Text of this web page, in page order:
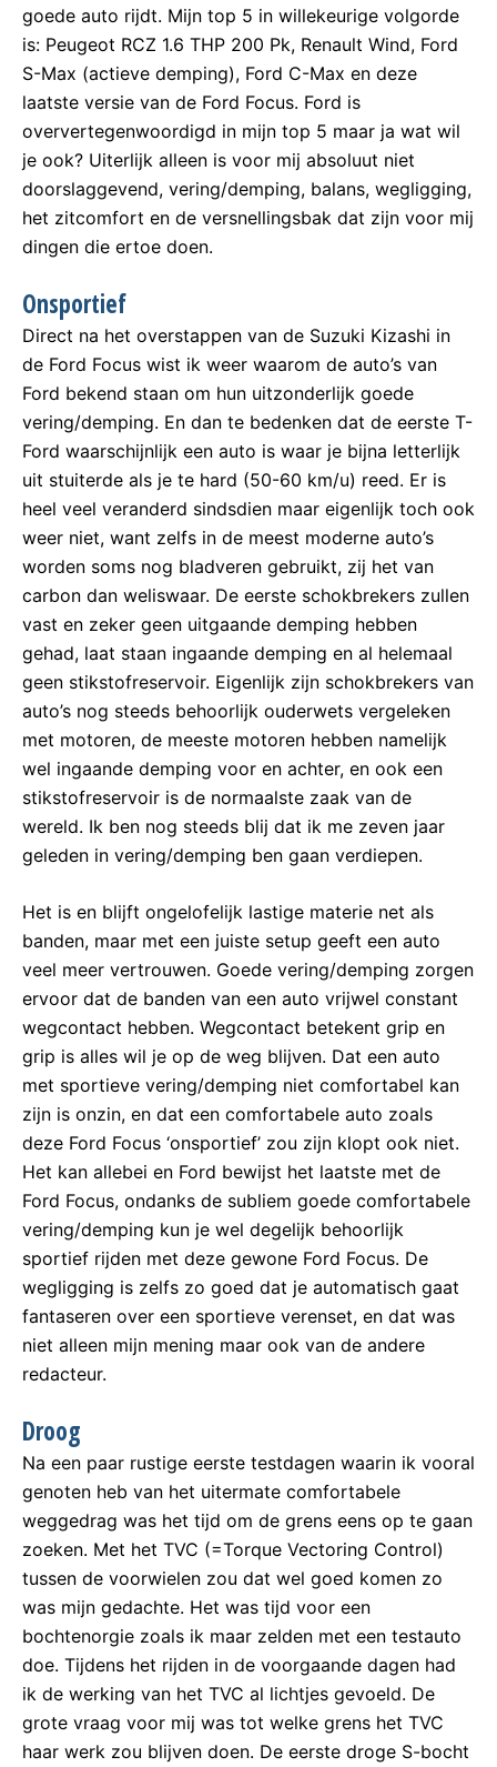
goede auto rijdt. Mijn top 5 in willekeurige volgorde
is: Peugeot RCZ 1.6 THP 200 Pk, Renault Wind, Ford
S-Max (actieve demping), Ford C-Max en deze
laatste versie van de Ford Focus. Ford is
oververtegenwoordigd in mijn top 5 maar ja wat wil
je ook? Uiterlijk alleen is voor mij absoluut niet
doorslaggevend, vering/demping, balans, wegligging,
het zitcomfort en de versnellingsbak dat zijn voor mij
dingen die ertoe doen.
Onsportief
Direct na het overstappen van de Suzuki Kizashi in
de Ford Focus wist ik weer waarom de auto’s van
Ford bekend staan om hun uitzonderlijk goede
vering/demping. En dan te bedenken dat de eerste T-
Ford waarschijnlijk een auto is waar je bijna letterlijk
uit stuiterde als je te hard (50-60 km/u) reed. Er is
heel veel veranderd sindsdien maar eigenlijk toch ook
weer niet, want zelfs in de meest moderne auto’s
worden soms nog bladveren gebruikt, zij het van
carbon dan weliswaar. De eerste schokbrekers zullen
vast en zeker geen uitgaande demping hebben
gehad, laat staan ingaande demping en al helemaal
geen stikstofreservoir. Eigenlijk zijn schokbrekers van
auto’s nog steeds behoorlijk ouderwets vergeleken
met motoren, de meeste motoren hebben namelijk
wel ingaande demping voor en achter, en ook een
stikstofreservoir is de normaalste zaak van de
wereld. Ik ben nog steeds blij dat ik me zeven jaar
geleden in vering/demping ben gaan verdiepen.
Het is en blijft ongelofelijk lastige materie net als
banden, maar met een juiste setup geeft een auto
veel meer vertrouwen. Goede vering/demping zorgen
ervoor dat de banden van een auto vrijwel constant
wegcontact hebben. Wegcontact betekent grip en
grip is alles wil je op de weg blijven. Dat een auto
met sportieve vering/demping niet comfortabel kan
zijn is onzin, en dat een comfortabele auto zoals
deze Ford Focus ‘onsportief’ zou zijn klopt ook niet.
Het kan allebei en Ford bewijst het laatste met de
Ford Focus, ondanks de subliem goede comfortabele
vering/demping kun je wel degelijk behoorlijk
sportief rijden met deze gewone Ford Focus. De
wegligging is zelfs zo goed dat je automatisch gaat
fantaseren over een sportieve verenset, en dat was
niet alleen mijn mening maar ook van de andere
redacteur.
Droog
Na een paar rustige eerste testdagen waarin ik vooral
genoten heb van het uitermate comfortabele
weggedrag was het tijd om de grens eens op te gaan
zoeken. Met het TVC (=Torque Vectoring Control)
tussen de voorwielen zou dat wel goed komen zo
was mijn gedachte. Het was tijd voor een
bochtenorgie zoals ik maar zelden met een testauto
doe. Tijdens het rijden in de voorgaande dagen had
ik de werking van het TVC al lichtjes gevoeld. De
grote vraag voor mij was tot welke grens het TVC
haar werk zou blijven doen. De eerste droge S-bocht